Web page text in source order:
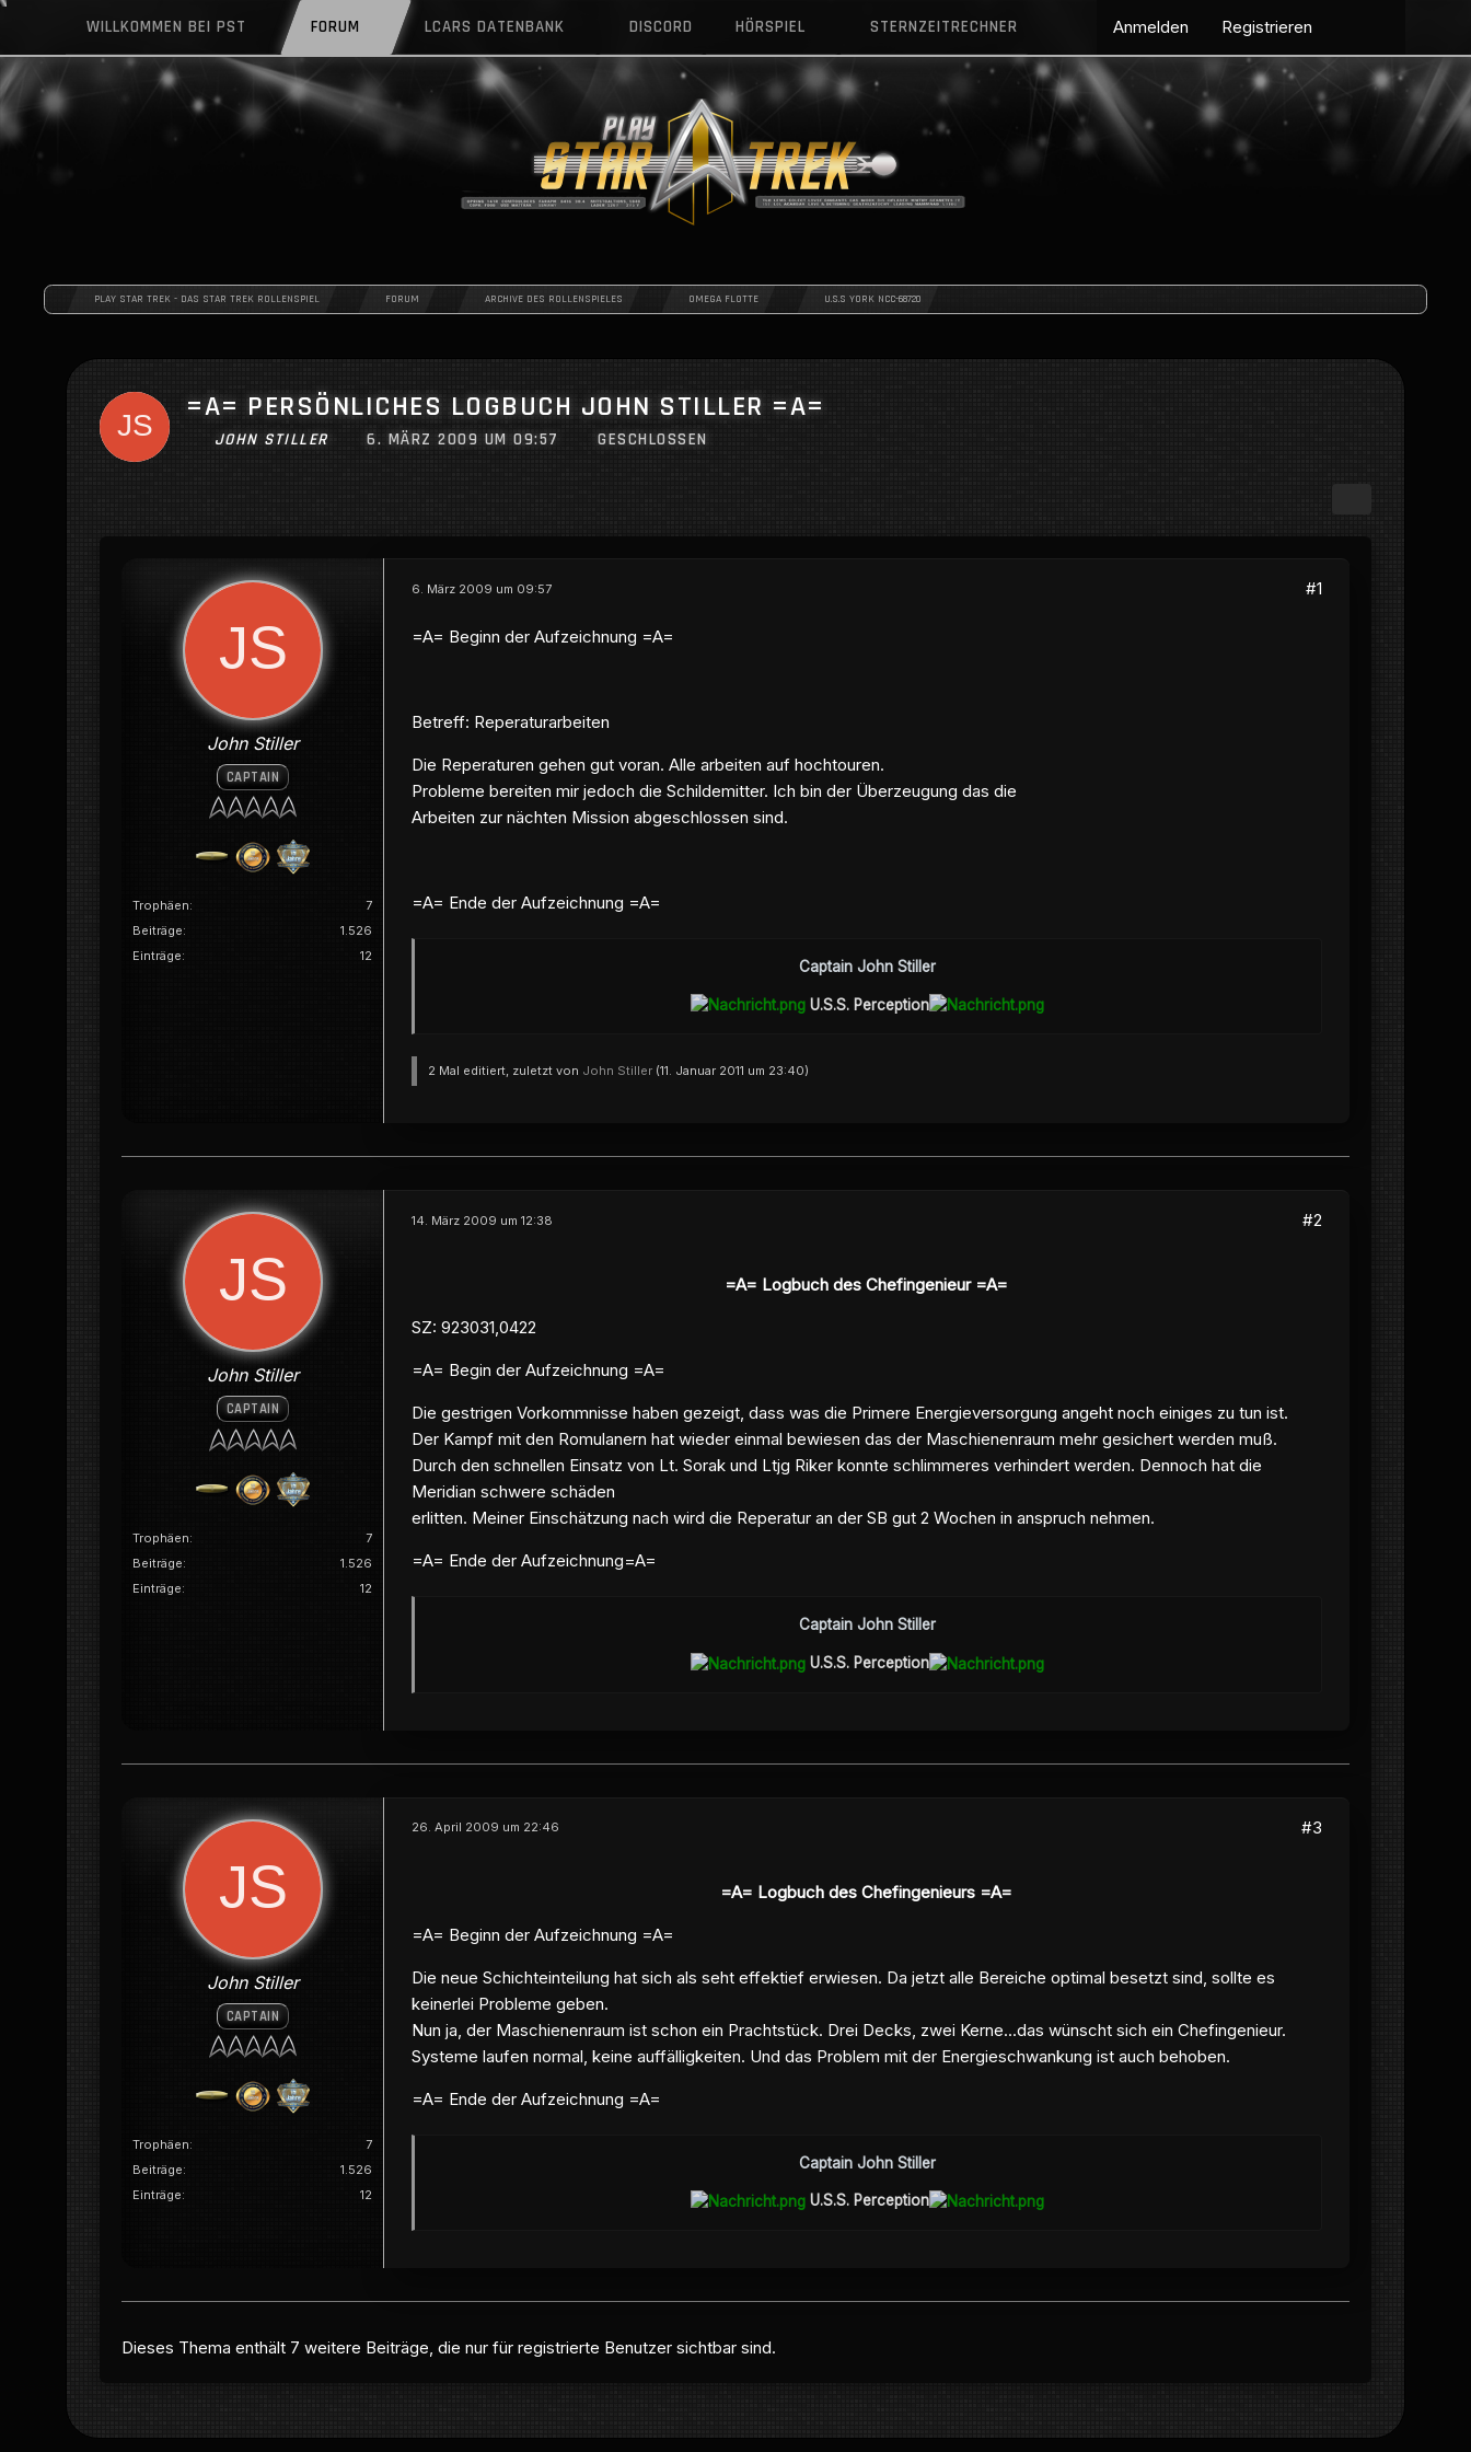
WILLKOMMEN BEI PST FORUM LCARS DATENBANK DISCORD HÖRSPIEL STERNZEITRECHNER Anmelden Registrieren
PLAY STAR TREK - DAS STAR TREK ROLLENSPIEL FORUM ARCHIVE DES ROLLENSPIELES OMEGA FLOTTE U.S.S YORK NCC-68720
=A= PERSÖNLICHES LOGBUCH JOHN STILLER =A=
JOHN STILLER 6. MÄRZ 2009 UM 09:57 GESCHLOSSEN
John Stiller
CAPTAIN
Trophäen
7
Beiträge
1.526
Einträge
12
6. März 2009 um 09:57 #1
=A= Beginn der Aufzeichnung =A=
Betreff: Reperaturarbeiten
Die Reperaturen gehen gut voran. Alle arbeiten auf hochtouren.
Probleme bereiten mir jedoch die Schildemitter. Ich bin der Überzeugung das die
Arbeiten zur nächten Mission abgeschlossen sind.
=A= Ende der Aufzeichnung =A=
Captain John Stiller
U.S.S. Perception
2 Mal editiert, zuletzt von John Stiller (11. Januar 2011 um 23:40)
John Stiller
CAPTAIN
Trophäen
7
Beiträge
1.526
Einträge
12
14. März 2009 um 12:38 #2
=A= Logbuch des Chefingenieur =A=
SZ: 923031,0422
=A= Begin der Aufzeichnung =A=
Die gestrigen Vorkommnisse haben gezeigt, dass was die Primere Energieversorgung angeht noch einiges zu tun ist.
Der Kampf mit den Romulanern hat wieder einmal bewiesen das der Maschienenraum mehr gesichert werden muß.
Durch den schnellen Einsatz von Lt. Sorak und Ltjg Riker konnte schlimmeres verhindert werden. Dennoch hat die
Meridian schwere schäden
erlitten. Meiner Einschätzung nach wird die Reperatur an der SB gut 2 Wochen in anspruch nehmen.
=A= Ende der Aufzeichnung=A=
Captain John Stiller
U.S.S. Perception
John Stiller
CAPTAIN
Trophäen
7
Beiträge
1.526
Einträge
12
26. April 2009 um 22:46 #3
=A= Logbuch des Chefingenieurs =A=
=A= Beginn der Aufzeichnung =A=
Die neue Schichteinteilung hat sich als seht effektief erwiesen. Da jetzt alle Bereiche optimal besetzt sind, sollte es
keinerlei Probleme geben.
Nun ja, der Maschienenraum ist schon ein Prachtstück. Drei Decks, zwei Kerne...das wünscht sich ein Chefingenieur.
Systeme laufen normal, keine auffälligkeiten. Und das Problem mit der Energieschwankung ist auch behoben.
=A= Ende der Aufzeichnung =A=
Captain John Stiller
U.S.S. Perception
Dieses Thema enthält 7 weitere Beiträge, die nur für registrierte Benutzer sichtbar sind.